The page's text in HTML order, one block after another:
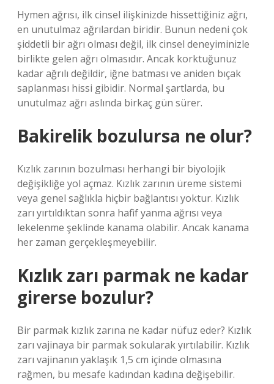
Hymen ağrısı, ilk cinsel ilişkinizde hissettiğiniz ağrı,
en unutulmaz ağrılardan biridir. Bunun nedeni çok
şiddetli bir ağrı olması değil, ilk cinsel deneyiminizle
birlikte gelen ağrı olmasıdır. Ancak korktuğunuz
kadar ağrılı değildir, iğne batması ve aniden bıçak
saplanması hissi gibidir. Normal şartlarda, bu
unutulmaz ağrı aslında birkaç gün sürer.
Bakirelik bozulursa ne olur?
Kızlık zarının bozulması herhangi bir biyolojik
değişikliğe yol açmaz. Kızlık zarının üreme sistemi
veya genel sağlıkla hiçbir bağlantısı yoktur. Kızlık
zarı yırtıldıktan sonra hafif yanma ağrısı veya
lekelenme şeklinde kanama olabilir. Ancak kanama
her zaman gerçekleşmeyebilir.
Kızlık zarı parmak ne kadar
girerse bozulur?
Bir parmak kızlık zarına ne kadar nüfuz eder? Kızlık
zarı vajinaya bir parmak sokularak yırtılabilir. Kızlık
zarı vajinanın yaklaşık 1,5 cm içinde olmasına
rağmen, bu mesafe kadından kadına değişebilir.